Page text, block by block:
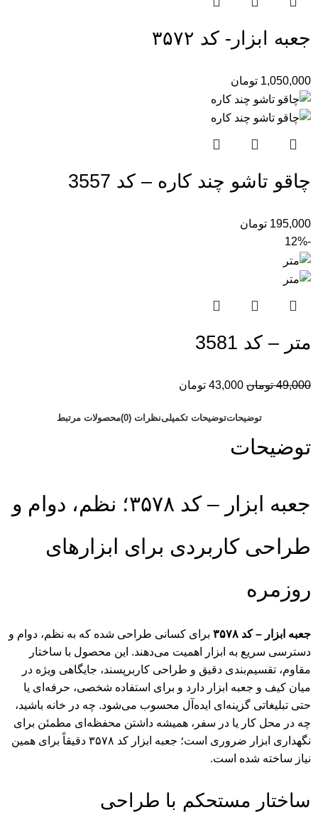
جعبه ابزار- کد ۳۵۷۲
1,050,000 تومان
چاقو تاشو چند کاره – کد 3557
195,000 تومان
-12%
متر – کد 3581
49,000 تومان 43,000 تومان
توضیحاتتوضیحات تکمیلینظرات (0) محصولات مرتبط
توضیحات
جعبه ابزار – کد ۳۵۷۸؛ نظم، دوام و
طراحی کاربردی برای ابزارهای
روزمره
جعبه ابزار – کد ۳۵۷۸
برای کسانی طراحی شده که به نظم، دوام و
دسترسی سریع به ابزار اهمیت می‌دهند. این محصول با ساختار
مقاوم، تقسیم‌بندی دقیق و طراحی کاربرپسند، جایگاهی ویژه در
میان کیف و جعبه ابزار دارد و برای استفاده شخصی، حرفه‌ای یا
حتی تبلیغاتی گزینه‌ای ایده‌آل محسوب می‌شود. چه در خانه باشید،
چه در محل کار یا در سفر، همیشه داشتن محفظه‌ای مطمئن برای
نگهداری ابزار ضروری است؛ جعبه ابزار کد ۳۵۷۸ دقیقاً برای همین
نیاز ساخته شده است.
ساختار مستحکم با طراحی